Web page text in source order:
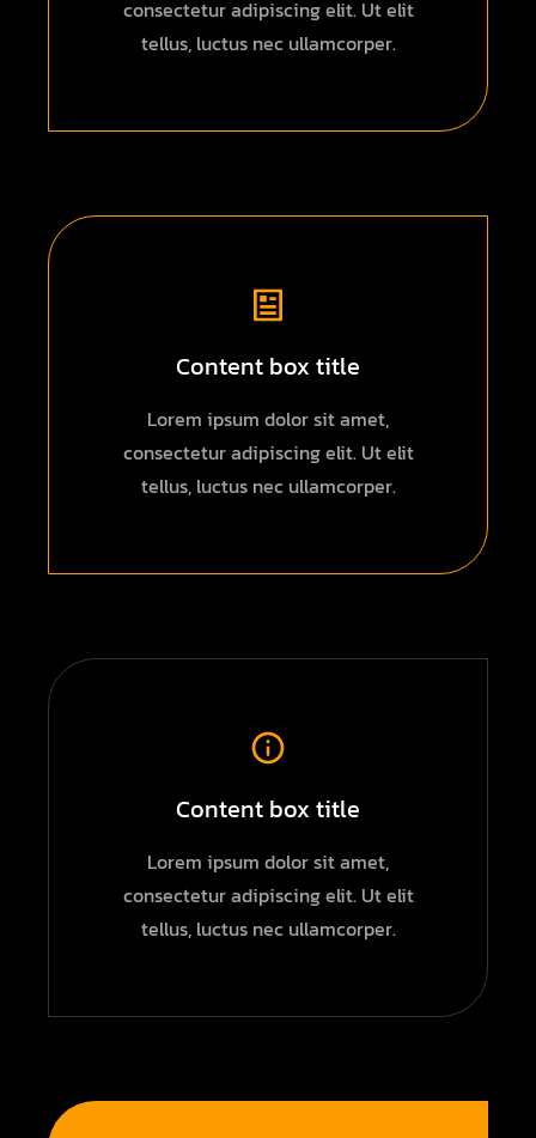
consectetur adipiscing elit. Ut elit
tellus, luctus nec ullamcorper.
Content box title
Lorem ipsum dolor sit amet,
consectetur adipiscing elit. Ut elit
tellus, luctus nec ullamcorper.
Content box title
Lorem ipsum dolor sit amet,
consectetur adipiscing elit. Ut elit
tellus, luctus nec ullamcorper.